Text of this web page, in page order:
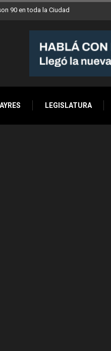
90 en toda la Ciudad
LEGISLATURA